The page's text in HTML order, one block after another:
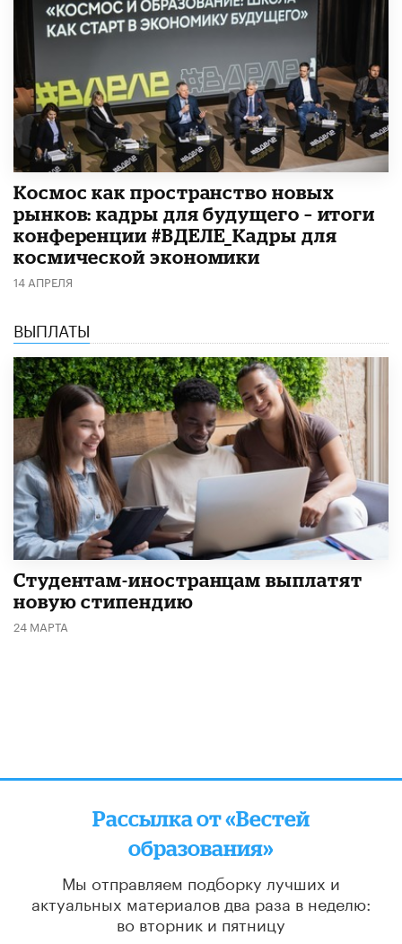
Космос как пространство новых
рынков: кадры для будущего – итоги
конференции #ВДЕЛЕ_Кадры для
космической экономики
14 АПРЕЛЯ
ВЫПЛАТЫ
Студентам-иностранцам выплатят
новую стипендию
24 МАРТА
Рассылка от «Вестей
образования»
Мы отправляем подборку лучших и
актуальных материалов два раза в неделю:
во вторник и пятницу